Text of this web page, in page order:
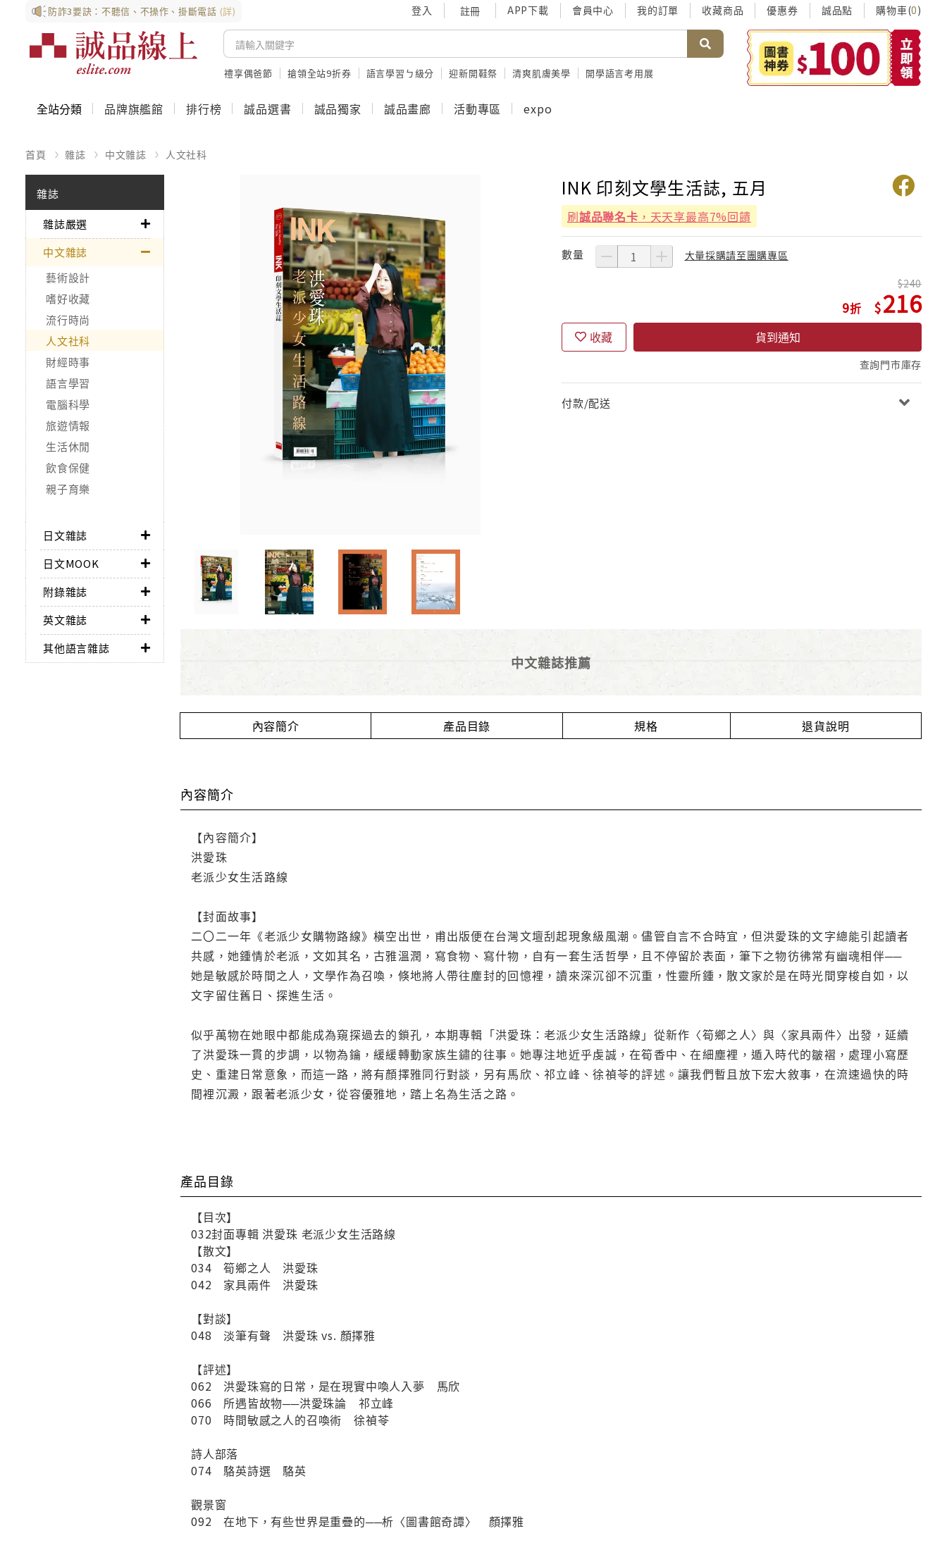
防詐3要訣：不聽信、不操作、掛斷電話 (詳) 登入 註冊 APP下載 會員中心 我的訂單 收藏商品 優惠券 誠品點 購物車(0)
禮享偶爸節 搶領全站9折券 語言學習ㄅ級分 迎新開鞋祭 清爽肌膚美學 開學語言考用展
全站分類 品牌旗艦館 排行榜 誠品選書 誠品獨家 誠品畫廊 活動專區 expo
首頁 雜誌 中文雜誌 人文社科
雜誌
雜誌嚴選
中文雜誌
藝術設計
嗜好收藏
流行時尚
人文社科
財經時事
語言學習
電腦科學
旅遊情報
生活休閒
飲食保健
親子育樂
日文雜誌
日文MOOK
附錄雜誌
英文雜誌
其他語言雜誌
INK 印刻文學生活誌, 五月
刷誠品聯名卡 ，天天享最高7%回饋
數量 大量採購請至團購專區
9
240
216
收藏 貨到通知
查詢門市庫存
付款/配送
中文雜誌推薦
內容簡介 產品目錄 規格 退貨說明
內容簡介
【內容簡介】
洪愛珠
老派少女生活路線
【封面故事】
二〇二一年《老派少女購物路線》橫空出世，甫出版便在台灣文壇刮起現象級風潮。儘管自言不合時宜，但洪愛珠的文字總能引起讀者
共感，她鍾情於老派，文如其名，古雅溫潤，寫食物、寫什物，自有一套生活哲學，且不停留於表面，筆下之物彷彿常有幽魂相伴──
她是敏感於時間之人，文學作為召喚，倏地將人帶往塵封的回憶裡，讀來深沉卻不沉重，性靈所鍾，散文家於是在時光間穿梭自如，以
文字留住舊日、探進生活。
似乎萬物在她眼中都能成為窺探過去的鎖孔，本期專輯「洪愛珠：老派少女生活路線」從新作〈筍鄉之人〉與〈家具兩件〉出發，延續
了洪愛珠一貫的步調，以物為鑰，緩緩轉動家族生鏽的往事。她專注地近乎虔誠，在筍香中、在細塵裡，遁入時代的皺褶，處理小寫歷
史、重建日常意象，而這一路，將有顏擇雅同行對談，另有馬欣、祁立峰、徐禎苓的評述。讓我們暫且放下宏大敘事，在流速過快的時
間裡沉澱，跟著老派少女，從容優雅地，踏上名為生活之路。
產品目錄
【目次】
032封面專輯 洪愛珠 老派少女生活路線
【散文】
034 筍鄉之人 洪愛珠
042 家具兩件 洪愛珠
【對談】
048 淡筆有聲 洪愛珠 vs. 顏擇雅
【評述】
062 洪愛珠寫的日常，是在現實中喚人入夢 馬欣
066 所遇皆故物──洪愛珠論 祁立峰
070 時間敏感之人的召喚術 徐禎苓
詩人部落
074 駱英詩選 駱英
觀景窗
092 在地下，有些世界是重疊的──析〈圖書館奇譚〉 顏擇雅